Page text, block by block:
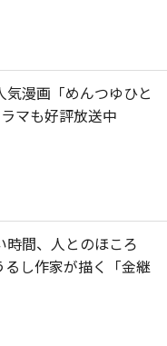
気漫画「めんつゆひと
マも好評放送中
間、人とのほころ
るし作家が描く「金継